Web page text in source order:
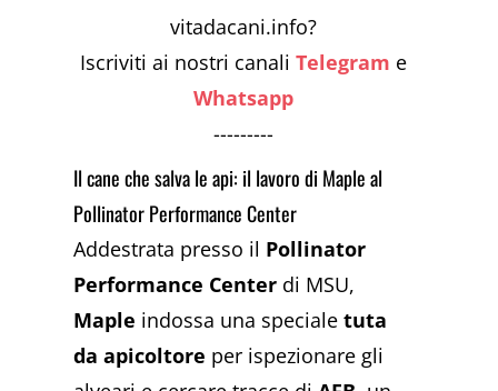
vitadacani.info?
Iscriviti ai nostri canaliTelegram e
Whatsapp
---------
Il cane che salva le api: il lavoro di Maple al
Pollinator Performance Center
Addestrata presso il Pollinator
Performance Center di MSU,
Maple indossa una specialetuta
da apicoltore per ispezionare gli